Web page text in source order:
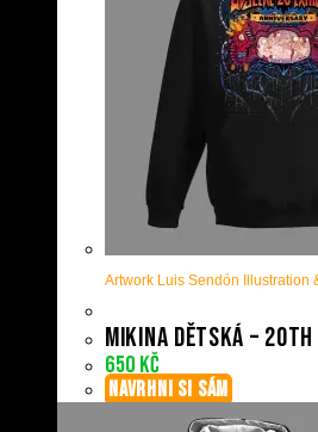
Artwork Luis Sendón Illustration
Mikina dětská –
650 Kč
NAVRHNI SI SÁM